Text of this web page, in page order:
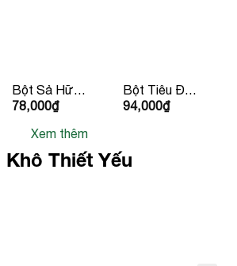
Bột Sả Hữu
Cơ 30g
78,000₫
Bột Tiêu Đen
Hữu Cơ 30g
94,000₫
Xem thêm
Thiết Yếu